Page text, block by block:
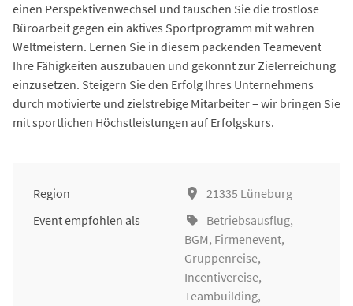
einen Perspektivenwechsel und tauschen Sie die trostlose
Büroarbeit gegen ein aktives Sportprogramm mit wahren
Weltmeistern. Lernen Sie in diesem packenden Teamevent
Ihre Fähigkeiten auszubauen und gekonnt zur Zielerreichung
einzusetzen. Steigern Sie den Erfolg Ihres Unternehmens
durch motivierte und zielstrebige Mitarbeiter – wir bringen Sie
mit sportlichen Höchstleistungen auf Erfolgskurs.
Region
21335 Lüneburg
Event empfohlen als
Betriebsausflug,
BGM, Firmenevent,
Gruppenreise,
Incentivereise,
Teambuilding,